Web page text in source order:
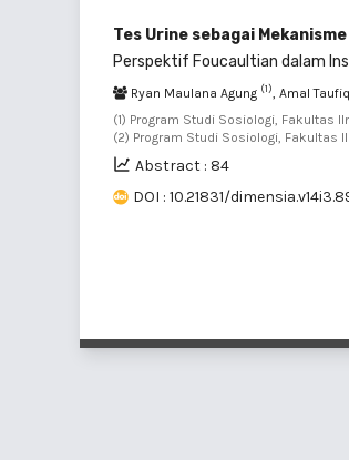
Tes Urine sebagai
Perspektif Foucaultian dalam
Ryan Maulana Agung (1) , Amal Taufiq
(1) Program Studi Sosiologi, Fakultas
(2) Program Studi Sosiologi, Fakultas
Abstract : 84
DOI : 10.21831/